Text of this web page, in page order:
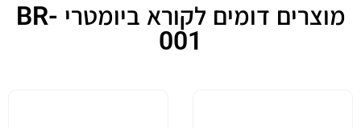
מוצרים דומים לקורא ביומטרי BR-
001